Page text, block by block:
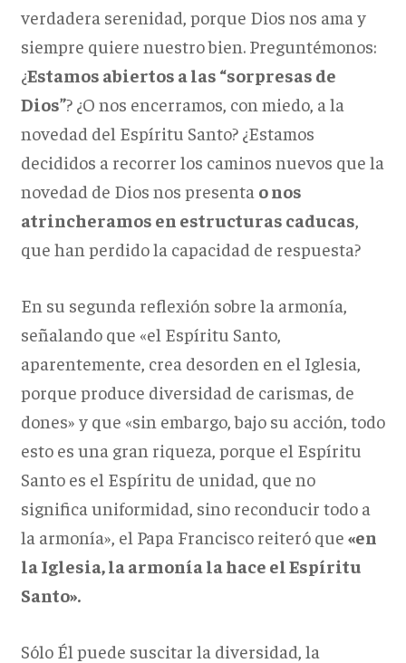
verdadera serenidad, porque Dios nos ama y
siempre quiere nuestro bien. Preguntémonos:
¿Estamos abiertos a las “sorpresas de
Dios”? ¿O nos encerramos, con miedo, a la
novedad del Espíritu Santo? ¿Estamos
decididos a recorrer los caminos nuevos que la
novedad de Dios nos presenta o nos
atrincheramos en estructuras caducas
que han perdido la capacidad de respuesta?
En su segunda reflexión sobre la armonía,
señalando que «el Espíritu Santo,
aparentemente, crea desorden en el Iglesia,
porque produce diversidad de carismas, de
dones» y que «sin embargo, bajo su acción, todo
esto es una gran riqueza, porque el Espíritu
Santo es el Espíritu de unidad, que no
significa uniformidad, sino reconducir todo a
la armonía», el Papa Francisco reiteró que «en
la Iglesia, la armonía la hace el Espíritu
Santo».
Sólo Él puede suscitar la diversidad, la